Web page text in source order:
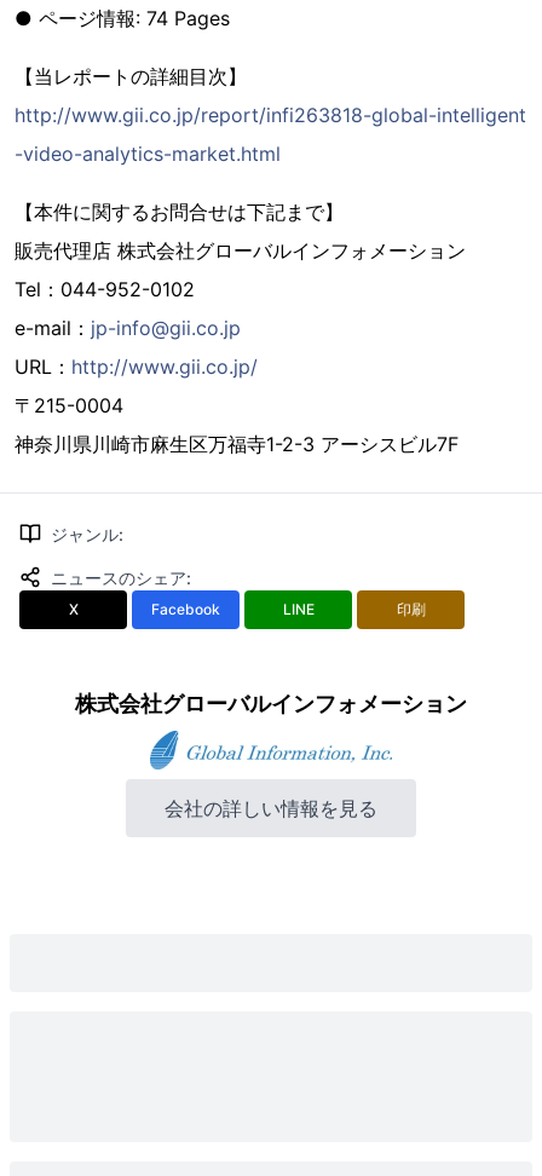
● ページ情報: 74 Pages
【当レポートの詳細目次】
http://www.gii.co.jp/report/infi263818-global-intelligent
-video-analytics-market.html
【本件に関するお問合せは下記まで】
販売代理店 株式会社グローバルインフォメーション
Tel：044-952-0102
e-mail： jp-info@gii.co.jp
URL： http://www.gii.co.jp/
〒215-0004
神奈川県川崎市麻生区万福寺1-2-3 アーシスビル7F
ジャンル:
ニュースのシェア:
X Facebook LINE 印刷
株式会社グローバルインフォメーション
会社の詳しい情報を見る